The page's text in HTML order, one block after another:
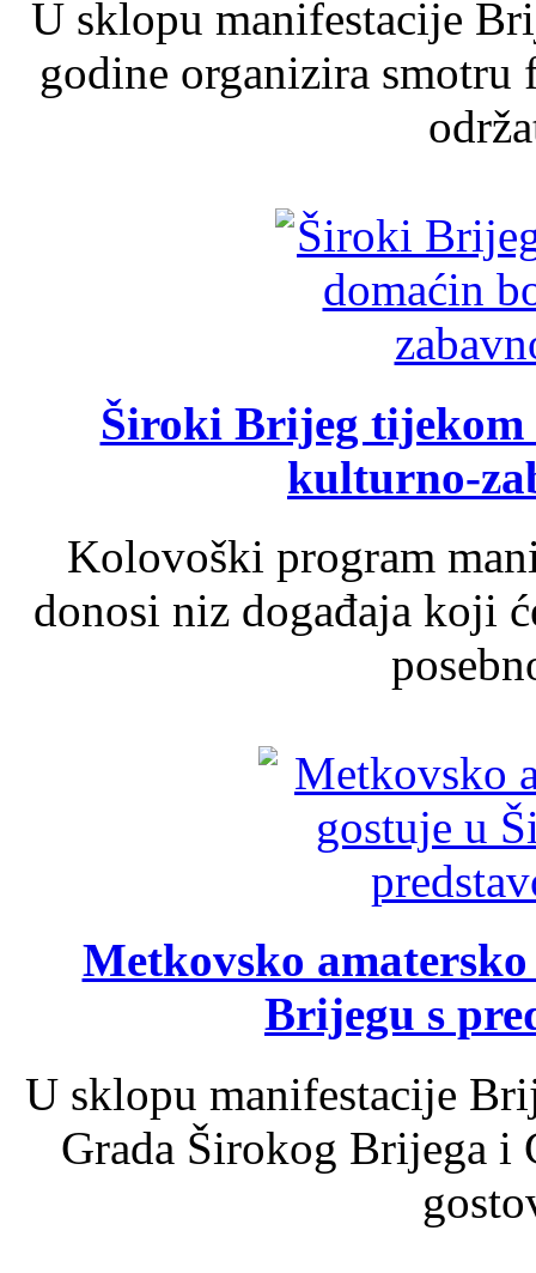
U sklopu manifestacije
godine organizira
Široki Brijeg tijekom
kulturno-
Kolovoški program
donosi niz događaja koji
Metkovsko
Brijegu s
U sklopu manifestacije
Grada Širokog Brijega